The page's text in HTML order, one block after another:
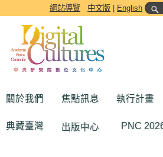
跳到主要內容區塊網站導覽 中文版 English
關於我們 焦點訊息 執行計畫
典藏臺灣 出版中心 PNC